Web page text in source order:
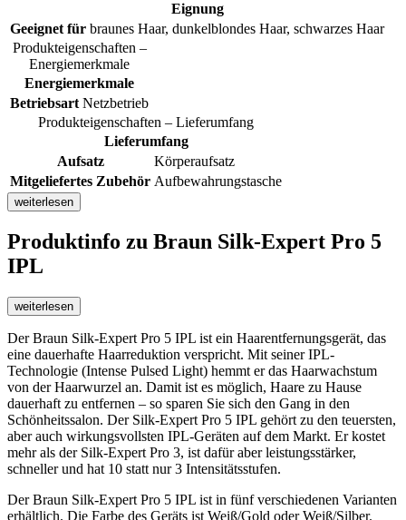
Eignung
Geeignet für braunes Haar, dunkelblondes Haar, schwarzes Haar
Produkteigenschaften –
Energiemerkmale
Energiemerkmale
Betriebsart Netzbetrieb
Produkteigenschaften – Lieferumfang
Lieferumfang
Aufsatz
Körperaufsatz
Mitgeliefertes Zubehör Aufbewahrungstasche
weiterlesen
Produktinfo zu Braun Silk-Expert Pro 5
IPL
weiterlesen
Der Braun Silk-Expert Pro 5 IPL ist ein Haarentfernungsgerät, das
eine dauerhafte Haarreduktion verspricht. Mit seiner IPL-
Technologie (Intense Pulsed Light) hemmt er das Haarwachstum
von der Haarwurzel an. Damit ist es möglich, Haare zu Hause
dauerhaft zu entfernen – so sparen Sie sich den Gang in den
Schönheitssalon. Der Silk-Expert Pro 5 IPL gehört zu den teuersten,
aber auch wirkungsvollsten IPL-Geräten auf dem Markt. Er kostet
mehr als der Silk-Expert Pro 3, ist dafür aber leistungsstärker,
schneller und hat 10 statt nur 3 Intensitätsstufen.
Der Braun Silk-Expert Pro 5 IPL ist in fünf verschiedenen Varianten
erhältlich. Die Farbe des Geräts ist Weiß/Gold oder Weiß/Silber.